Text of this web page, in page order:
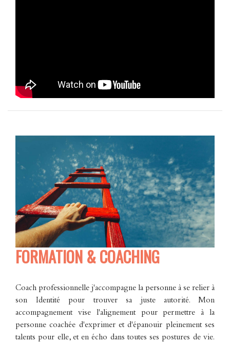
FORMATION & COACHING
Coach professionnelle j'accompagne la personne à se relier à
son Identité pour trouver sa juste autorité. Mon
accompagnement vise l'alignement pour permettre à la
personne coachée d'exprimer et d'épanouir pleinement ses
talents pour elle, et en écho dans toutes ses postures de vie.